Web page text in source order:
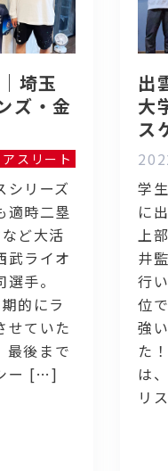
埼玉
ズ・金
アスリート
シリーズ
適時二塁
ど大活
武ライオ
選手。
的にラ
せていた
後まで
ー […]
出
大
ス
学
に
上
井
行
位
強
た
は
リ